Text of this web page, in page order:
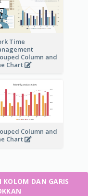
Time
Column and
Chart
Column and
Chart
DAN GARIS